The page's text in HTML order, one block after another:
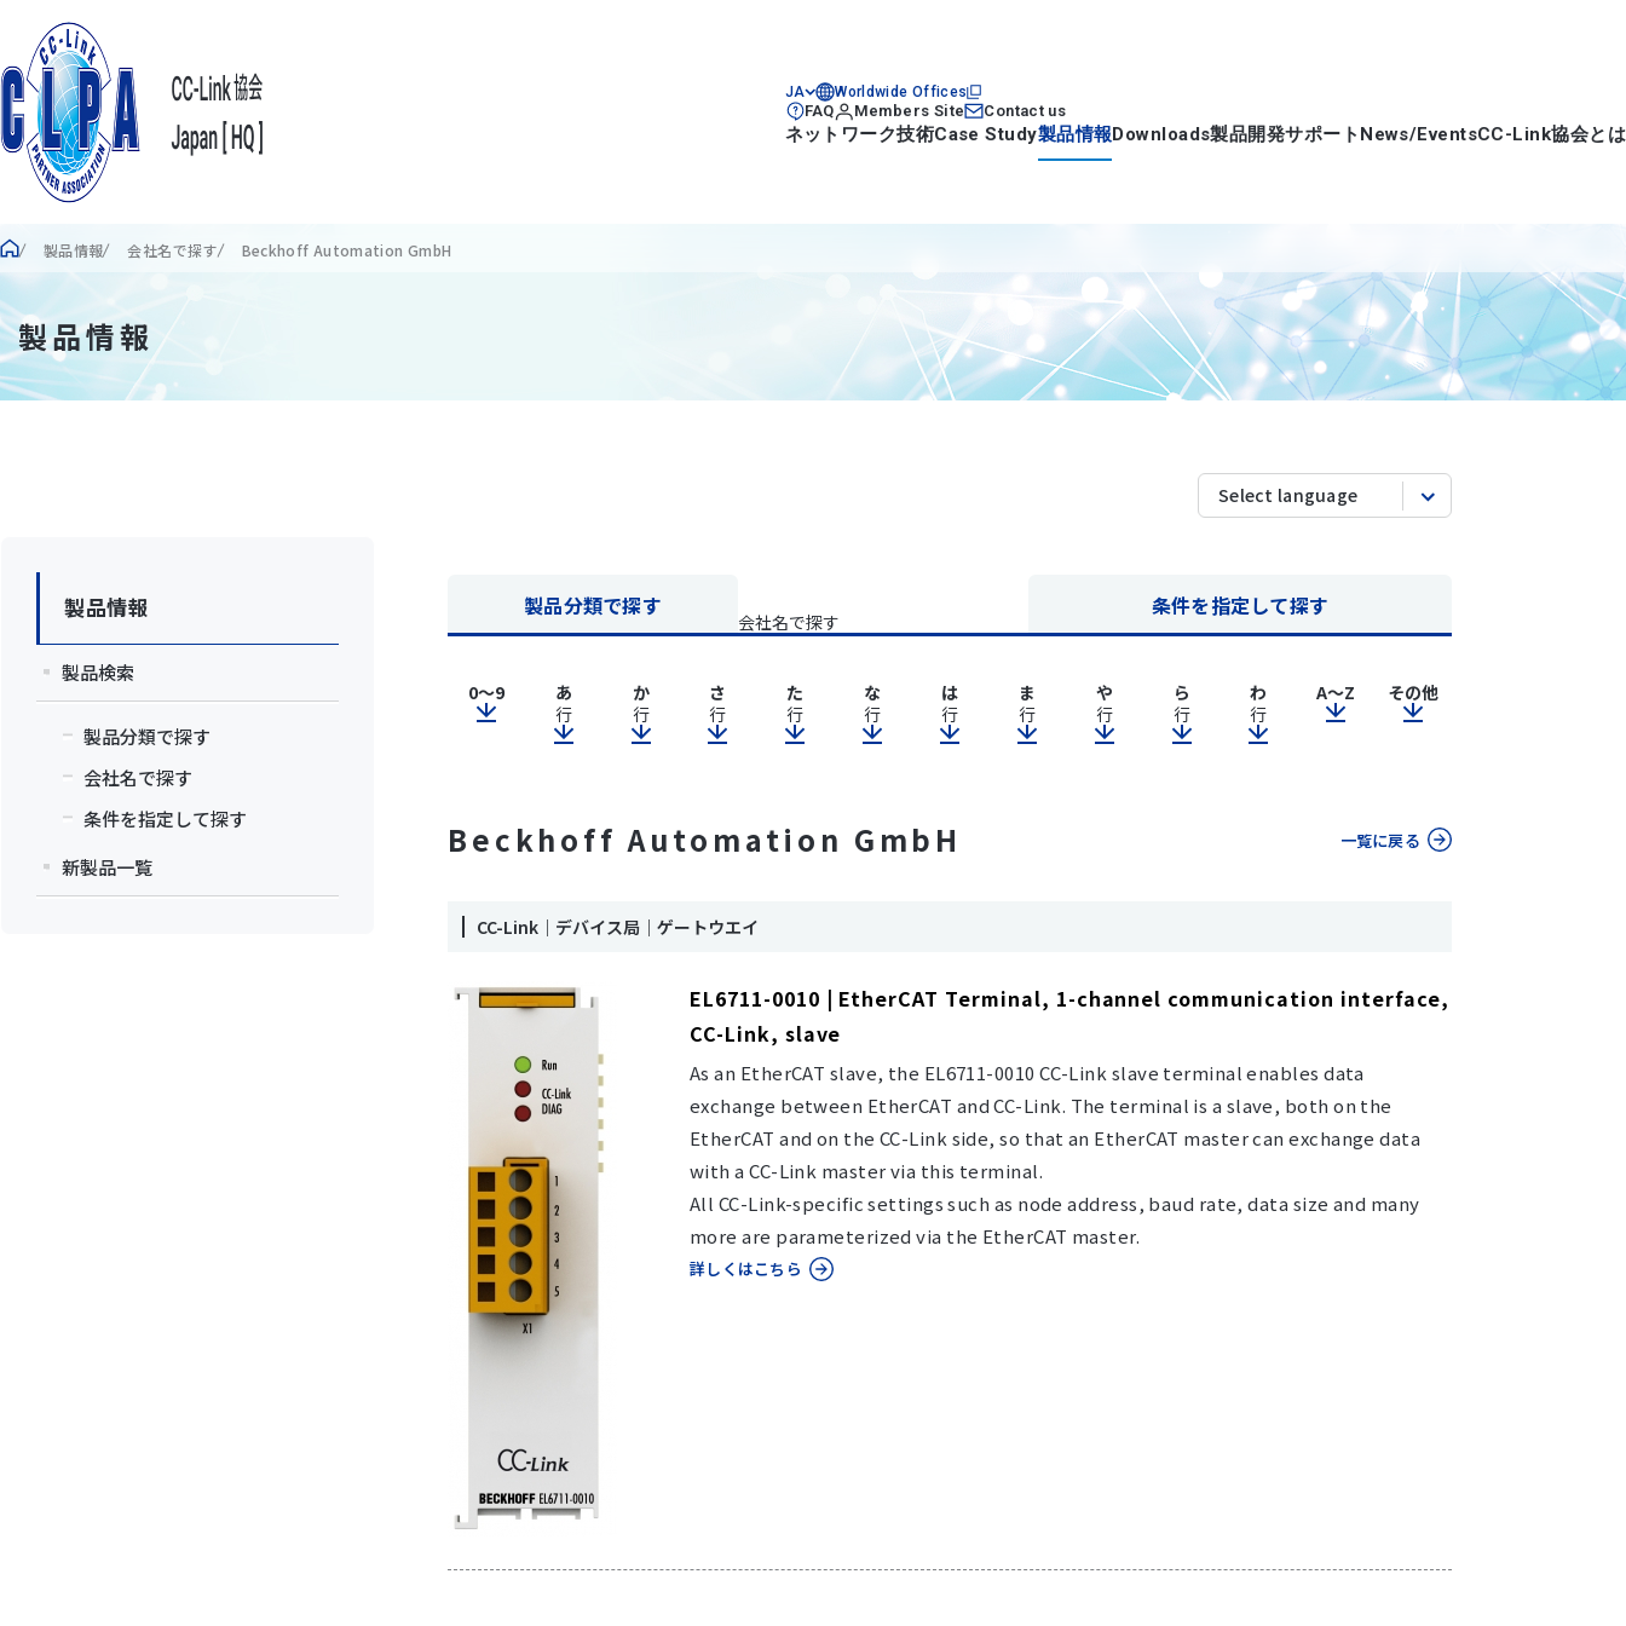
JA Worldwide Offices
FAQ Members Site Contact us
ネットワーク技術Case Study製品情報Downloads製品開発サポート News/EventsCC-Link協会とは
製品情報 会社名で探す Beckhoff Automation GmbH
製品情報
製品情報
製品検索
製品分類で探す
会社名で探す
条件を指定して探す
新製品一覧
製品分類で探す
会社名で探す
条件を指定して探す
0～9
あ
行
か
行
さ
行
た
行
な
行
は
行
ま
行
や
行
ら
行
わ
行
A～Z その他
Beckhoff Automation GmbH 一覧に戻る
CC-Link｜デバイス局｜ゲートウエイ
EL6711-0010 | EtherCAT Terminal, 1-channel communication interface,
CC-Link, slave
As an EtherCAT slave, the EL6711-0010 CC-Link slave terminal enables data
exchange between EtherCAT and CC-Link. The terminal is a slave, both on the
EtherCAT and on the CC-Link side, so that an EtherCAT master can exchange data
with a CC-Link master via this terminal.
All CC-Link-specific settings such as node address, baud rate, data size and many
more are parameterized via the EtherCAT master.
詳しくはこちら